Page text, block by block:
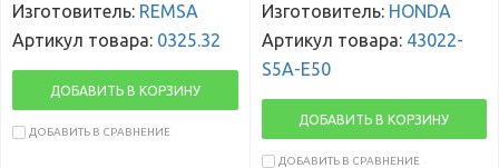
Изготовитель: REMSA
Артикул товара: 0325.32
ДОБАВИТЬ В КОРЗИНУ
ДОБАВИТЬ В СРАВНЕНИЕ
Изготовитель: HONDA
Артикул товара: 43022-
S5A-E50
ДОБАВИТЬ В КОРЗИНУ
ДОБАВИТЬ В СРАВНЕНИЕ